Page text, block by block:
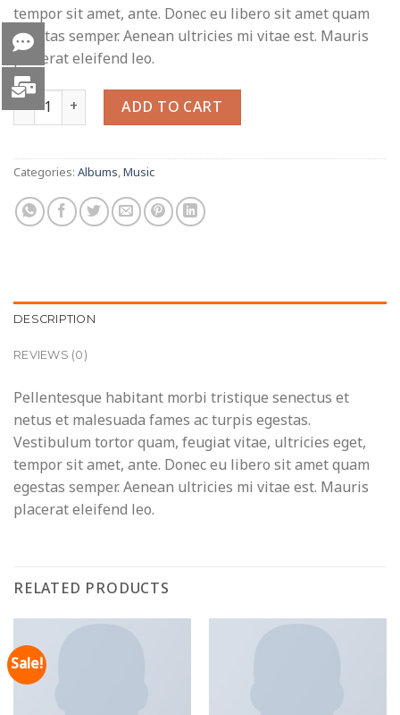
tempor sit amet, ante. Donec eu libero sit amet quam
egestas semper. Aenean ultricies mi vitae est. Mauris
placerat eleifend leo.
Woo Album #1 quantityADD TO CART
Categories: Albums,Music
DESCRIPTION
REVIEWS (0)
Pellentesque habitant morbi tristique senectus et
netus et malesuada fames ac turpis egestas.
Vestibulum tortor quam, feugiat vitae, ultricies eget,
tempor sit amet, ante. Donec eu libero sit amet quam
egestas semper. Aenean ultricies mi vitae est. Mauris
placerat eleifend leo.
RELATED PRODUCTS
Sale!